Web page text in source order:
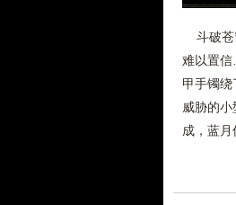
斗破苍
难以置
甲手镯
威胁的
成，蓝月